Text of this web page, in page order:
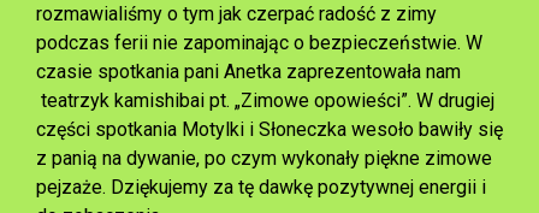
rozmawialiśmy o tym jak czerpać radość z zimy
podczas ferii nie zapominając o bezpieczeństwie. W
czasie spotkania pani Anetka zaprezentowała nam
teatrzyk kamishibai pt. „Zimowe opowieści”. W drugiej
części spotkania Motylki i Słoneczka wesoło bawiły się
z panią na dywanie, po czym wykonały piękne zimowe
pejzaże. Dziękujemy za tę dawkę pozytywnej energii i